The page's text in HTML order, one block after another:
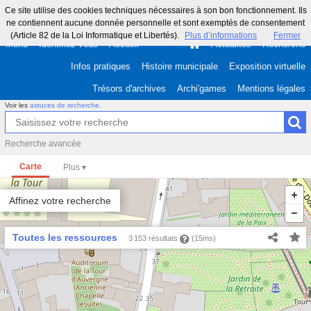
Ce site utilise des cookies techniques nécessaires à son bon fonctionnement. Ils
ne contiennent aucune donnée personnelle et sont exemptés de consentement
(Article 82 de la Loi Informatique et Libertés).
Plus d’informations Fermer
Menu Identifiez-vous Accueil Actualités Recherche
Infos pratiques Histoire municipale Exposition virtuelle
Trésors d'archives Archi'games Mentions légales
Voir les astuces de recherche
Recherche avancée
Carte
Affinez votre recherche
Toutes les ressources 3 153 résultats (15ms)